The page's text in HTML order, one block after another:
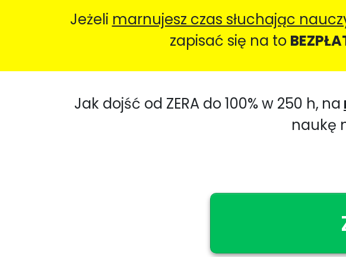
Jeżeli marnujesz czas słuchając
zapisać się na to
Jak dojść od ZERA do 100% w 250 h, na
naukę